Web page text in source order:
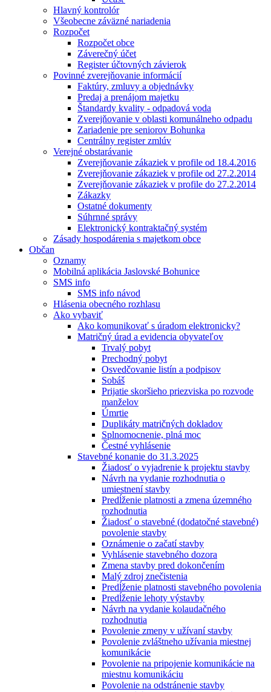
Hlavný kontrolór
Všeobecne záväzné nariadenia
Rozpočet
Rozpočet obce
Záverečný účet
Register účtovných závierok
Povinné zverejňovanie informácií
Faktúry, zmluvy a objednávky
Predaj a prenájom majetku
Štandardy kvality - odpadová voda
Zverejňovanie v oblasti komunálneho odpadu
Zariadenie pre seniorov Bohunka
Centrálny register zmlúv
Verejné obstarávanie
Zverejňovanie zákaziek v profile od 18.4.2016
Zverejňovanie zákaziek v profile od 27.2.2014
Zverejňovanie zákaziek v profile do 27.2.2014
Zákazky
Ostatné dokumenty
Súhrnné správy
Elektronický kontraktačný systém
Zásady hospodárenia s majetkom obce
Občan
Oznamy
Mobilná aplikácia Jaslovské Bohunice
SMS info
SMS info návod
Hlásenia obecného rozhlasu
Ako vybaviť
Ako komunikovať s úradom elektronicky?
Matričný úrad a evidencia obyvateľov
Trvalý pobyt
Prechodný pobyt
Osvedčovanie listín a podpisov
Sobáš
Prijatie skoršieho priezviska po rozvode
manželov
Úmrtie
Duplikáty matričných dokladov
Splnomocnenie, plná moc
Čestné vyhlásenie
Stavebné konanie do 31.3.2025
Žiadosť o vyjadrenie k projektu stavby
Návrh na vydanie rozhodnutia o
umiestnení stavby
Predĺženie platnosti a zmena územného
rozhodnutia
Žiadosť o stavebné (dodatočné stavebné)
povolenie stavby
Oznámenie o začatí stavby
Vyhlásenie stavebného dozora
Zmena stavby pred dokončením
Malý zdroj znečistenia
Predĺženie platnosti stavebného povolenia
Predĺženie lehoty výstavby
Návrh na vydanie kolaudačného
rozhodnutia
Povolenie zmeny v užívaní stavby
Povolenie zvláštneho užívania miestnej
komunikácie
Povolenie na pripojenie komunikácie na
miestnu komunikáciu
Povolenie na odstránenie stavby